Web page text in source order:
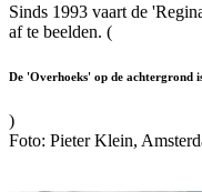
Sinds 1993 vaart de
af te beelden. (
De 'Overhoeks' op de achtergrond
)
Foto: Pieter Klein,